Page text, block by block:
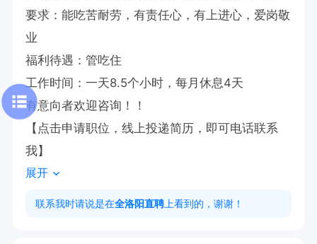
要求：能吃苦耐劳，有责任心，有上进心，爱岗敬
业
福利待遇：管吃住
工作时间：一天8.5个小时，每月休息4天
有意向者欢迎咨询！！
【点击申请职位，线上投递简历，即可电话联系
我】
展开
联系我时请说是在全洛阳直聘 上看到的，谢谢！